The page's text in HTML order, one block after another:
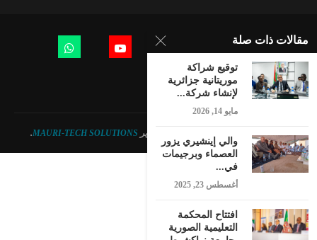
© 2023 - جميع الحقوق محفوظة. تصميم وتطوير MAURI-TECH SOLUTIONS
.
مقالات ذات صلة
توقيع شراكة
موريتانية جزائرية
لإنشاء شركة...
مايو 14, 2026
والي إينشيري يزور
العصماء وبرجيمات
في...
أغسطس 23, 2025
افتتاح المحكمة
التعليمية الصورية